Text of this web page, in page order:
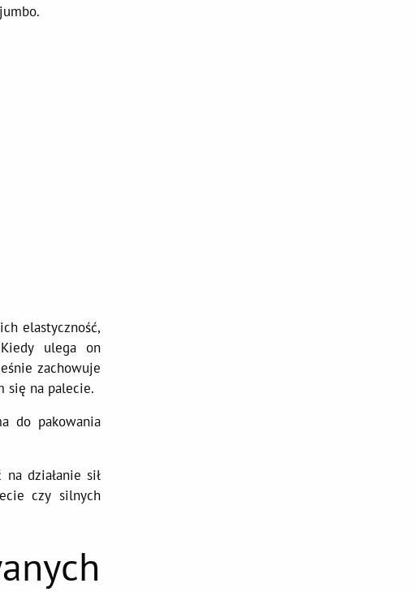
elastyczność,
ulega on
zachowuje
się na palecie.
do pakowania
działanie sił
czy silnych